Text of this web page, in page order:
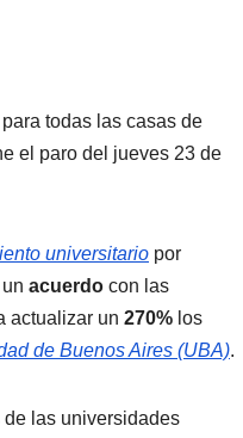
todas las casas de
el paro del jueves 23 de
universitario por
acuerdo con las
actualizar un 270% los
de Buenos Aires (UBA).
las universidades